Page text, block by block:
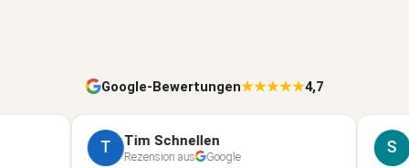
Google-Bewertungen★★★★★4,7
T Tim Schnellen
Rezension aus
Google
S